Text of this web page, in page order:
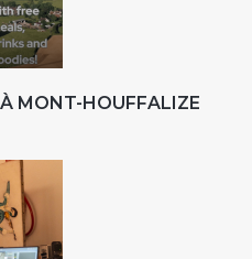
MONT-HOUFFALIZE